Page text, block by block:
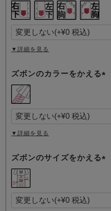
▼詳細を見る
ズボンのカラーをかえる
須
)
▼詳細を見る
ズボンのサイズをかえる
須
)